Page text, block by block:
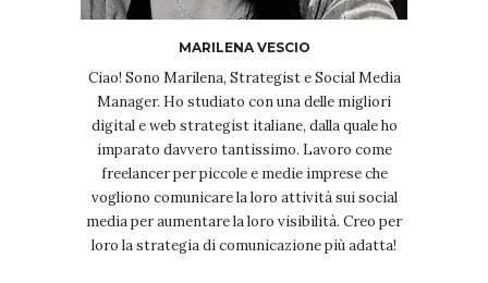
MARILENA VESCIO
Ciao! Sono Marilena, Strategist e Social Media
Manager. Ho studiato con una delle migliori
digital e web strategist italiane, dalla quale ho
imparato davvero tantissimo. Lavoro come
freelancer per piccole e medie imprese che
vogliono comunicare la loro attività sui social
media per aumentare la loro visibilità. Creo per
loro la strategia di comunicazione più adatta!